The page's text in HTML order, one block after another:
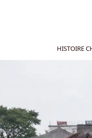
HISTOIRE